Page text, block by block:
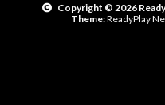
Copyright © 2026
Theme:ReadyPlay